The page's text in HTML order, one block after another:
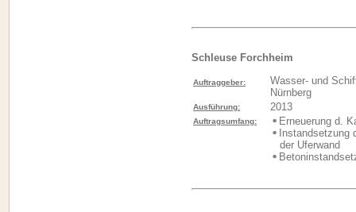
Schleuse Forchheim
Auftraggeber:
Wasser- und
Nürnberg
Ausführung: 2013
Auftragsumfang:
Erneuerung d.
Instandsetzung
der Uferwand